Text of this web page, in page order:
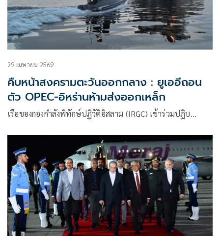
29 เมษายน 2569
คืบหน้าสงครามตะวันออกกลาง : ยูเออีถอน
ตัว OPEC-อิหร่านห้ามส่งออกเหล็ก
เรือของกองกำลังพิทักษ์ปฏิวัติอิสลาม (IRGC) เข้าร่วมปฏิบ…